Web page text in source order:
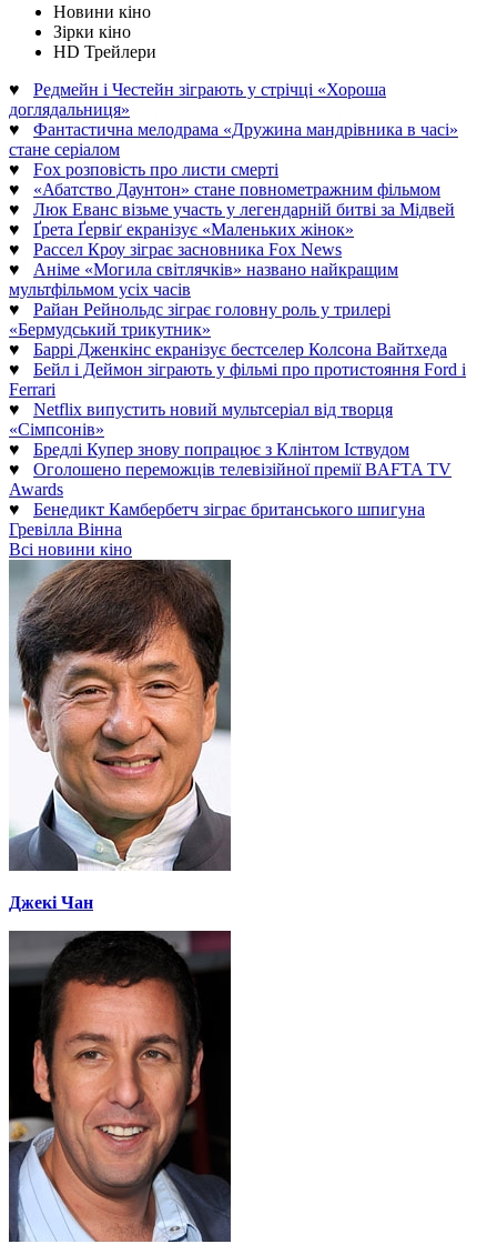
Новини кіно
Зірки кіно
HD Трейлери
♥ Редмейн і Честейн зіграють у стрічці «Хороша
доглядальниця»
♥ Фантастична мелодрама «Дружина мандрівника в часі»
стане серіалом
♥ Fox розповість про листи смерті
♥ «Абатство Даунтон» стане повнометражним фільмом
♥ Люк Еванс візьме участь у легендарній битві за Мідвей
♥ Ґрета Ґервіґ екранізує «Маленьких жінок»
♥ Рассел Кроу зіграє засновника Fox News
♥ Аніме «Могила світлячків» названо найкращим
мультфільмом усіх часів
♥ Райан Рейнольдс зіграє головну роль у трилері
«Бермудський трикутник»
♥ Баррі Дженкінс екранізує бестселер Колсона Вайтхеда
♥ Бейл і Деймон зіграють у фільмі про протистояння Ford і
Ferrari
♥ Netflix випустить новий мультсеріал від творця
«Сімпсонів»
♥ Бредлі Купер знову попрацює з Клінтом Іствудом
♥ Оголошено переможців телевізійної премії BAFTA TV
Awards
♥ Бенедикт Камбербетч зіграє британського шпигуна
Гревілла Вінна
Всі новини кіно
Джекі Чан